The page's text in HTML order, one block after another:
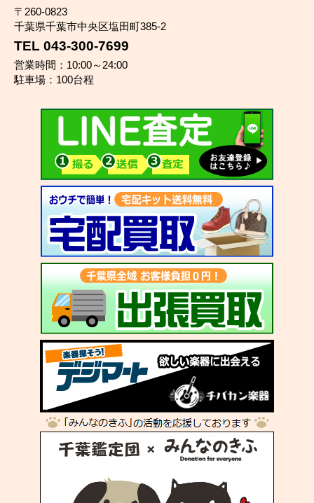
〒260-0823
千葉県千葉市中央区塩田町385-2
TEL 043-300-7699
営業時間：10:00～24:00
駐車場：100台程